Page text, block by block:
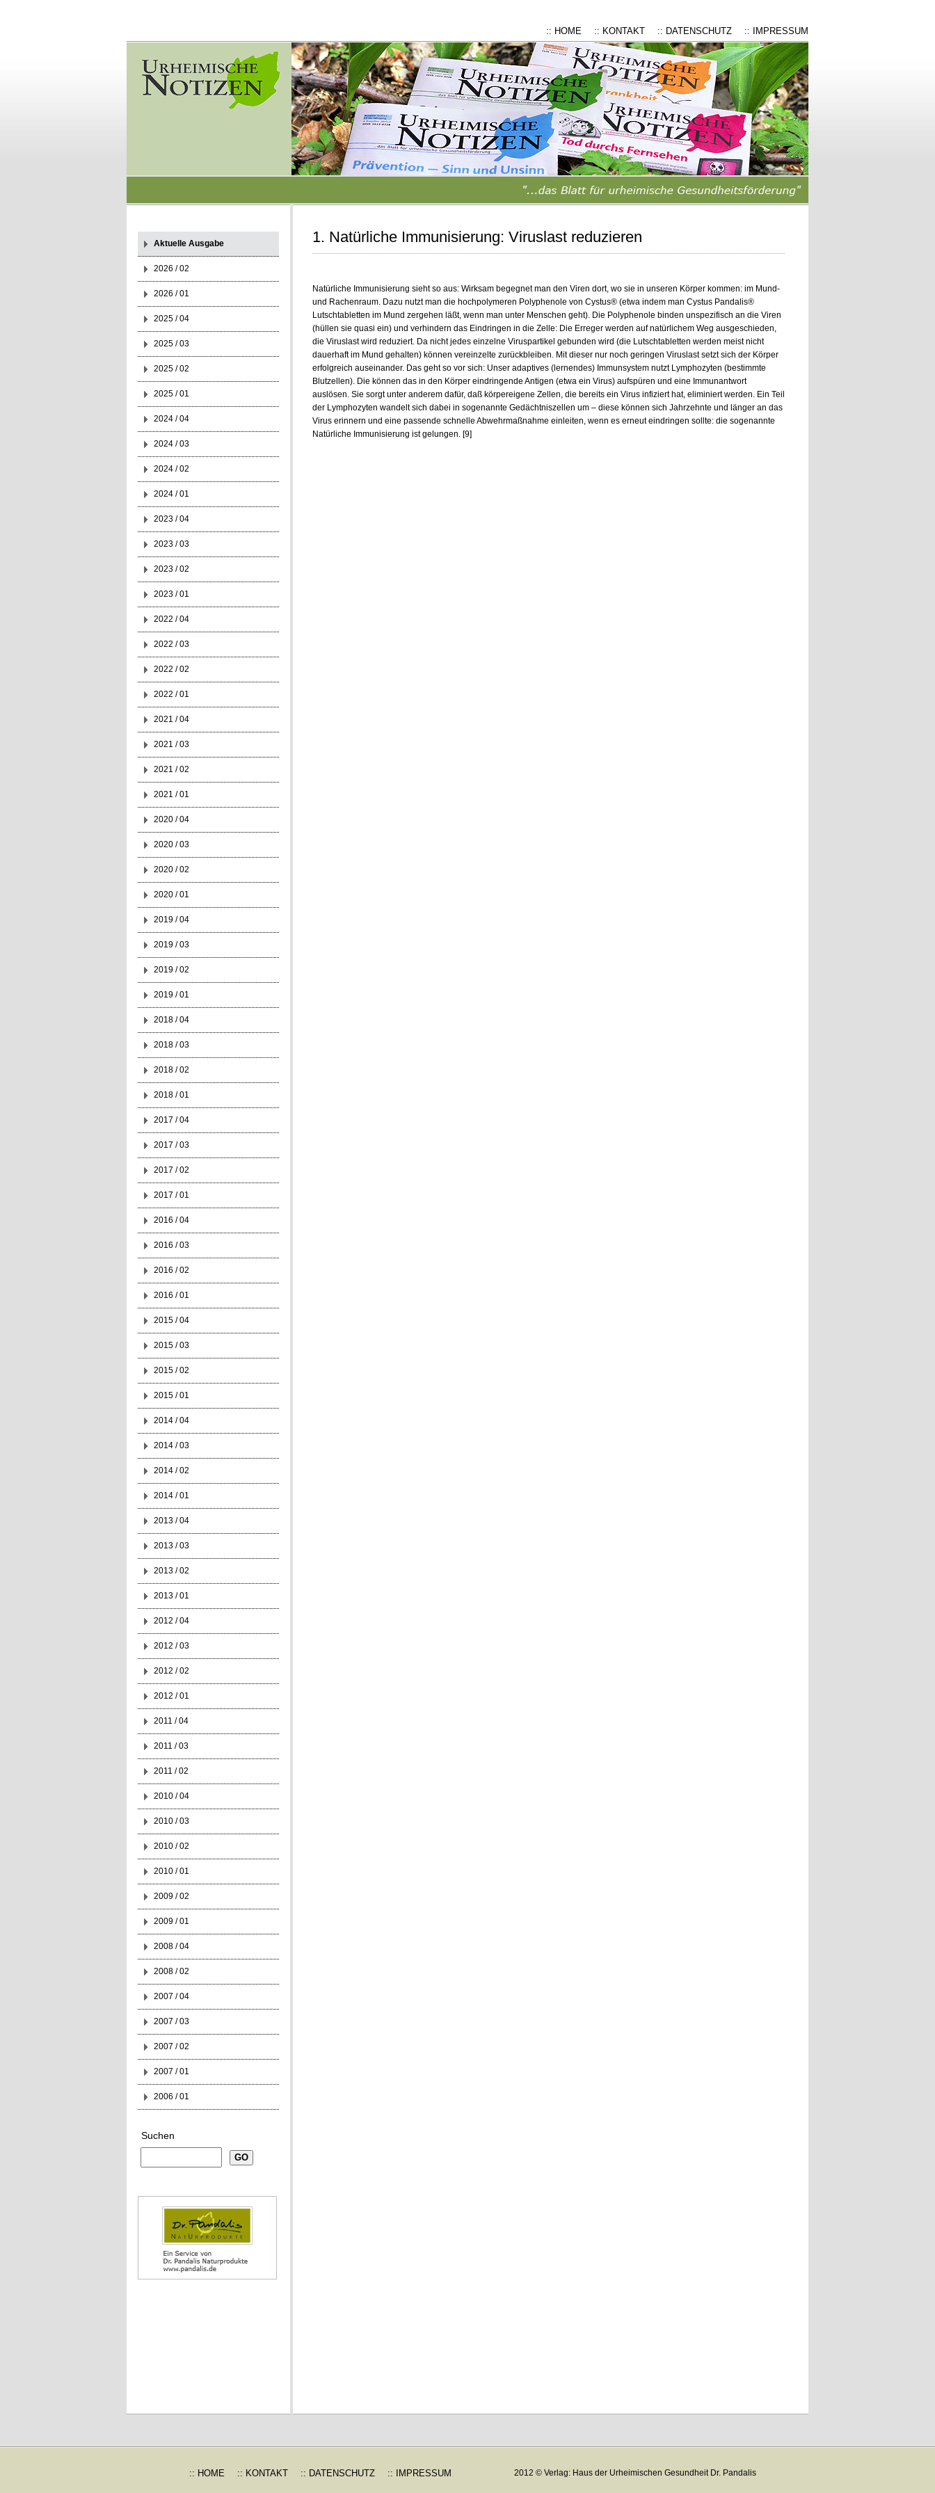
:: HOME :: KONTAKT :: DATENSCHUTZ :: IMPRESSUM
1. Natürliche Immunisierung: Viruslast reduzieren
Natürliche Immunisierung sieht so aus: Wirksam begegnet man den Viren dort, wo sie in unseren Körper kommen: im Mund-
und Rachenraum. Dazu nutzt man die hochpolymeren Polyphenole von Cystus® (etwa indem man Cystus Pandalis®
Lutschtabletten im Mund zergehen läßt, wenn man unter Menschen geht). Die Polyphenole binden unspezifisch an die Viren
(hüllen sie quasi ein) und verhindern das Eindringen in die Zelle: Die Erreger werden auf natürlichem Weg ausgeschieden,
die Viruslast wird reduziert. Da nicht jedes einzelne Viruspartikel gebunden wird (die Lutschtabletten werden meist nicht
dauerhaft im Mund gehalten) können vereinzelte zurückbleiben. Mit dieser nur noch geringen Viruslast setzt sich der Körper
erfolgreich auseinander. Das geht so vor sich: Unser adaptives (lernendes) Immunsystem nutzt Lymphozyten (bestimmte
Blutzellen). Die können das in den Körper eindringende Antigen (etwa ein Virus) aufspüren und eine Immunantwort
auslösen. Sie sorgt unter anderem dafür, daß körpereigene Zellen, die bereits ein Virus infiziert hat, eliminiert werden. Ein Teil
der Lymphozyten wandelt sich dabei in sogenannte Gedächtniszellen um – diese können sich Jahrzehnte und länger an das
Virus erinnern und eine passende schnelle Abwehrmaßnahme einleiten, wenn es erneut eindringen sollte: die sogenannte
Natürliche Immunisierung ist gelungen. [9]
Aktuelle Ausgabe
2026 / 02
2026 / 01
2025 / 04
2025 / 03
2025 / 02
2025 / 01
2024 / 04
2024 / 03
2024 / 02
2024 / 01
2023 / 04
2023 / 03
2023 / 02
2023 / 01
2022 / 04
2022 / 03
2022 / 02
2022 / 01
2021 / 04
2021 / 03
2021 / 02
2021 / 01
2020 / 04
2020 / 03
2020 / 02
2020 / 01
2019 / 04
2019 / 03
2019 / 02
2019 / 01
2018 / 04
2018 / 03
2018 / 02
2018 / 01
2017 / 04
2017 / 03
2017 / 02
2017 / 01
2016 / 04
2016 / 03
2016 / 02
2016 / 01
2015 / 04
2015 / 03
2015 / 02
2015 / 01
2014 / 04
2014 / 03
2014 / 02
2014 / 01
2013 / 04
2013 / 03
2013 / 02
2013 / 01
2012 / 04
2012 / 03
2012 / 02
2012 / 01
2011 / 04
2011 / 03
2011 / 02
2010 / 04
2010 / 03
2010 / 02
2010 / 01
2009 / 02
2009 / 01
2008 / 04
2008 / 02
2007 / 04
2007 / 03
2007 / 02
2007 / 01
2006 / 01
Suchen
:: HOME :: KONTAKT :: DATENSCHUTZ :: IMPRESSUM 2012 © Verlag: Haus der Urheimischen Gesundheit Dr. Pandalis